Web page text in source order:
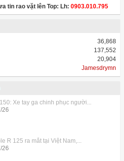
tin rao vặt lên Top: Lh: 0903.010.795
36,868
137,552
20,904
Jamesdrymn
Xe tay ga chinh phục người...
26
R 125 ra mắt tại Việt Nam,...
26